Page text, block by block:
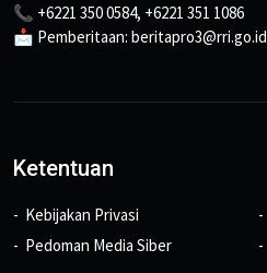
📞 +6221 350 0584, +6221 351 1086
📩 Pemberitaan: beritapro3@rri.go.id
Ketentuan
Kebijakan Privasi
Pedoman Media Siber